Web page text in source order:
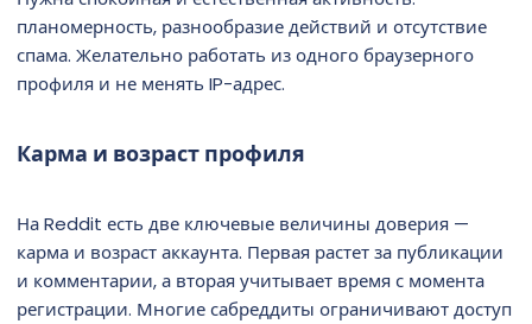
планомерность, разнообразие действий и отсутствие
спама. Желательно работать из одного браузерного
профиля и не менять IP-адрес.
Карма и возраст профиля
На Reddit есть две ключевые величины доверия —
карма и возраст аккаунта. Первая растет за публикации
и комментарии, а вторая учитывает время с момента
регистрации. Многие сабреддиты ограничивают доступ